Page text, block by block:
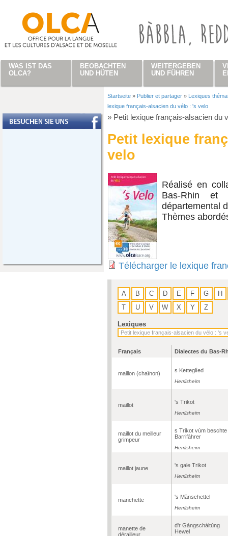
Sie sind hier
Startseite » Publier et partager » Lexiques
lexique français-alsacien du vélo : 's velo
» Petit lexique français-alsacien du
Petit lexique
velo
Réalisé en
Bas-Rhin et
départemental
Thèmes
Télécharger le lexique
A B C D E F G
H
T
U V W X Y Z
Lexiques
Français Dialectes du Bas-
maillon (chaînon) s Ketteglìed
Herrlisheim
maillot 's Trikot
Herrlisheim
maillot du meilleur
grimpeur
s Trikot vùm beschte
Barrifàhrer
Herrlisheim
maillot jaune 's gale Trikot
Herrlisheim
manchette 's Mànschettel
Herrlisheim
manette de
dérailleur
d'r Gàngschàltùng
Hewel
WAS IST DAS
OLCA?
BEOBACHTEN
UND HÜTEN
WEITERGEBEN
UND FÜHREN